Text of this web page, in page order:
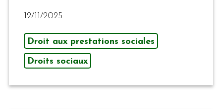
12/11/2025
Droit aux prestations sociales
Droits sociaux